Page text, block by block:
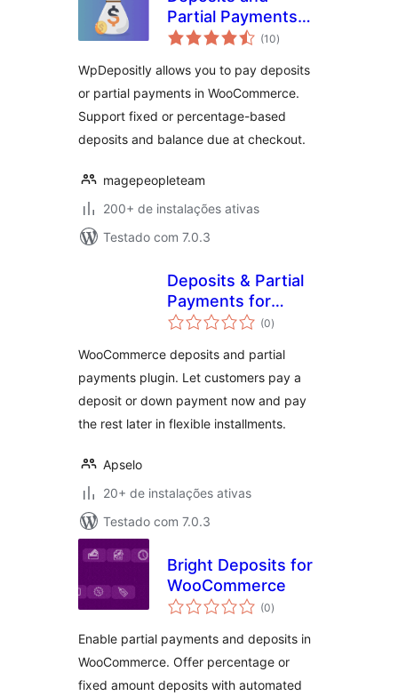
Partial Payments
for WooCommerce
MagePeople
(10total
de
)
WpDepositly allows you to pay deposits
or partial payments in WooCommerce.
Support fixed or percentage-based
deposits and balance due at checkout.
magepeopleteam
200+ de instalações ativas
Testado com 7.0.3
Deposits & Partial
Payments for
WooCommerce –
(0total
de
)
WooCommerce deposits and partial
payments plugin. Let customers pay a
deposit or down payment now and pay
the rest later in flexible installments.
Apselo
20+ de instalações ativas
Testado com 7.0.3
Bright Deposits for
WooCommerce
(0total
de
)
Enable partial payments and deposits in
WooCommerce. Offer percentage or
fixed amount deposits with automated